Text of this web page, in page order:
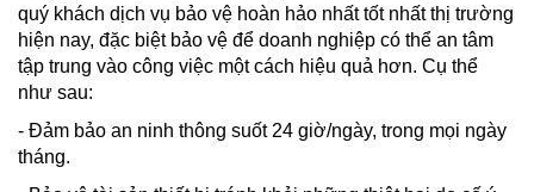
quý khách dịch vụ bảo vệ hoàn hảo nhất tốt nhất thị trường
hiện nay, đặc biệt bảo vệ để doanh nghiệp có thể an tâm
tập trung vào công việc một cách hiệu quả hơn. Cụ thể
như sau:
- Đảm bảo an ninh thông suốt 24 giờ/ngày, trong mọi ngày
tháng.